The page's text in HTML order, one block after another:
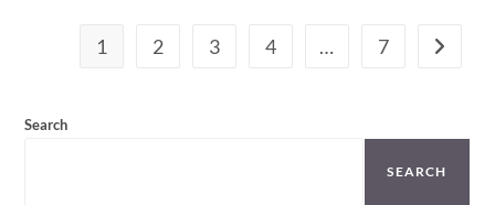
1 2 3 4 … 7 Go to
Search
SEARCH